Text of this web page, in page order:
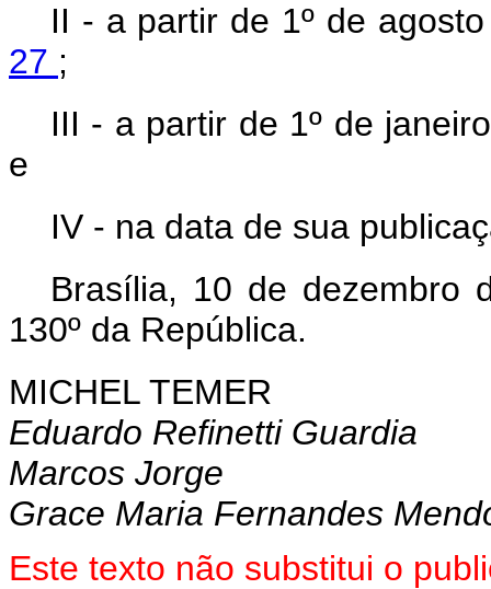
II - a partir de 1º de
27 ;
III - a partir de 1º de
e
IV - na data de sua
Brasília, 10 de dezembro
130º da República.
MICHEL TEMER
Eduardo Refinetti Guardia
Marcos Jorge
Grace Maria Fernandes
Este texto não substitui o